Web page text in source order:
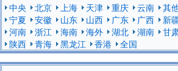
中央 北京 上海 天津 重庆 云南 其
宁夏
安徽 山东 山西 广东 广西 新
河南
浙江 海南 海外 湖北 湖南 甘
陕西
青海 黑龙江 香港 全国